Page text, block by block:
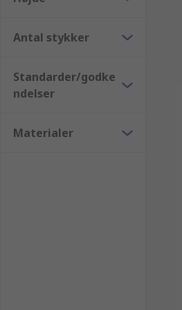
Antal stykker
Standarder/godke
ndelser
Materialer